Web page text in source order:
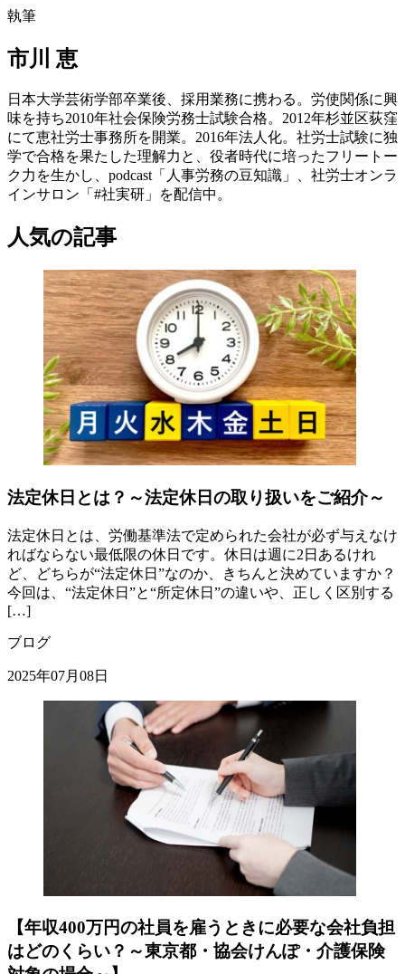
執筆
市川 恵
日本大学芸術学部卒業後、採用業務に携わる。労使関係に興
味を持ち2010年社会保険労務士試験合格。2012年杉並区荻窪
にて恵社労士事務所を開業。2016年法人化。社労士試験に独
学で合格を果たした理解力と、役者時代に培ったフリートー
ク力を生かし、podcast「人事労務の豆知識」、社労士オンラ
インサロン「#社実研」を配信中。
人気の記事
法定休日とは？～法定休日の取り扱いをご紹介～
法定休日とは、労働基準法で定められた会社が必ず与えなけ
ればならない最低限の休日です。休日は週に2日あるけれ
ど、どちらが“法定休日”なのか、きちんと決めていますか？
今回は、“法定休日”と“所定休日”の違いや、正しく区別する
[…]
ブログ
2025年07月08日
【年収400万円の社員を雇うときに必要な会社負担
はどのくらい？～東京都・協会けんぽ・介護保険